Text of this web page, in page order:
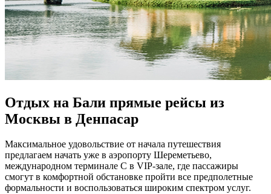
Отдых на Бали прямые рейсы из
Москвы в Денпасар
Максимальное удовольствие от начала путешествия
предлагаем начать уже в аэропорту Шереметьево,
международном терминале С в VIP-зале, где пассажиры
смогут в комфортной обстановке пройти все предполетные
формальности и воспользоваться широким спектром услуг.